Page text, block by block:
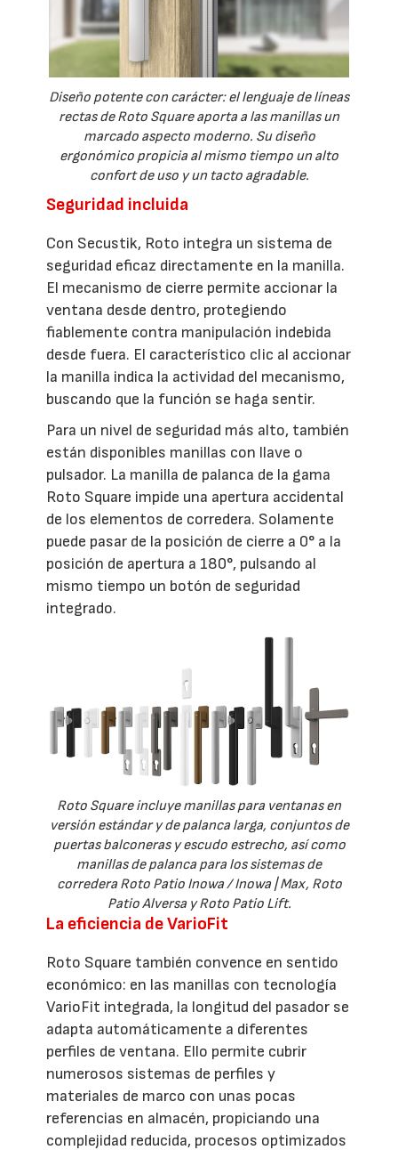
Diseño potente con carácter: el lenguaje de líneas
rectas de Roto Square aporta a las manillas un
marcado aspecto moderno. Su diseño
ergonómico propicia al mismo tiempo un alto
confort de uso y un tacto agradable.
Seguridad incluida
Con Secustik, Roto integra un sistema de
seguridad eficaz directamente en la manilla.
El mecanismo de cierre permite accionar la
ventana desde dentro, protegiendo
fiablemente contra manipulación indebida
desde fuera. El característico clic al accionar
la manilla indica la actividad del mecanismo,
buscando que la función se haga sentir.
Para un nivel de seguridad más alto, también
están disponibles manillas con llave o
pulsador. La manilla de palanca de la gama
Roto Square impide una apertura accidental
de los elementos de corredera. Solamente
puede pasar de la posición de cierre a 0° a la
posición de apertura a 180°, pulsando al
mismo tiempo un botón de seguridad
integrado.
Roto Square incluye manillas para ventanas en
versión estándar y de palanca larga, conjuntos de
puertas balconeras y escudo estrecho, así como
manillas de palanca para los sistemas de
corredera Roto Patio Inowa / Inowa | Max, Roto
Patio Alversa y Roto Patio Lift.
La eficiencia de VarioFit
Roto Square también convence en sentido
económico: en las manillas con tecnología
VarioFit integrada, la longitud del pasador se
adapta automáticamente a diferentes
perfiles de ventana. Ello permite cubrir
numerosos sistemas de perfiles y
materiales de marco con unas pocas
referencias en almacén, propiciando una
complejidad reducida, procesos optimizados